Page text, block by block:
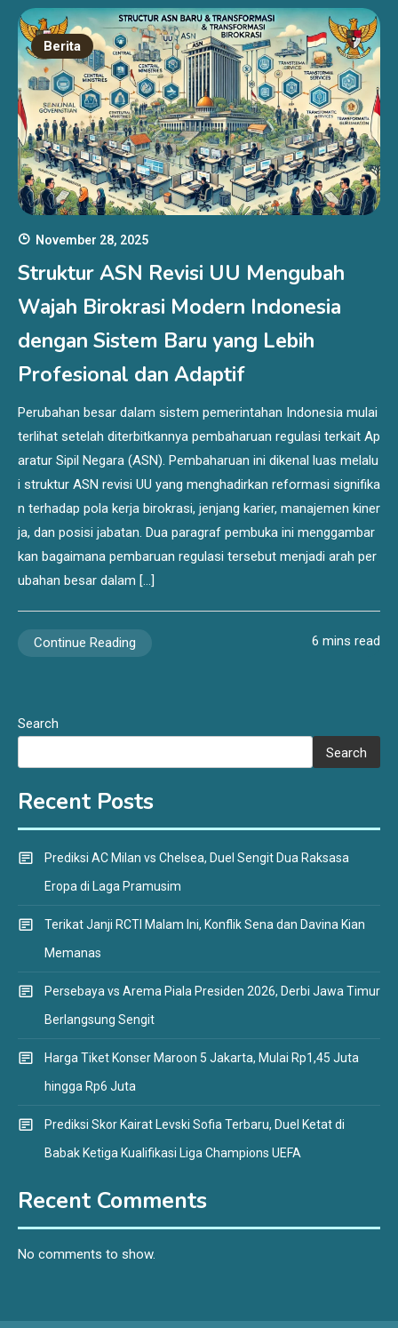
Berita
November 28, 2025
Struktur ASN Revisi UU Mengubah
Wajah Birokrasi Modern Indonesia
dengan Sistem Baru yang Lebih
Profesional dan Adaptif
Perubahan besar dalam sistem pemerintahan Indonesia mulai
terlihat setelah diterbitkannya pembaharuan regulasi terkait Ap
aratur Sipil Negara (ASN). Pembaharuan ini dikenal luas melalu
i struktur ASN revisi UU yang menghadirkan reformasi signifika
n terhadap pola kerja birokrasi, jenjang karier, manajemen kiner
ja, dan posisi jabatan. Dua paragraf pembuka ini menggambar
kan bagaimana pembaruan regulasi tersebut menjadi arah per
ubahan besar dalam […]
Continue Reading 6 mins read
Search
Search
Recent Posts
Prediksi AC Milan vs Chelsea, Duel Sengit Dua Raksasa
Eropa di Laga Pramusim
Terikat Janji RCTI Malam Ini, Konflik Sena dan Davina Kian
Memanas
Persebaya vs Arema Piala Presiden 2026, Derbi Jawa Timur
Berlangsung Sengit
Harga Tiket Konser Maroon 5 Jakarta, Mulai Rp1,45 Juta
hingga Rp6 Juta
Prediksi Skor Kairat Levski Sofia Terbaru, Duel Ketat di
Babak Ketiga Kualifikasi Liga Champions UEFA
Recent Comments
No comments to show.